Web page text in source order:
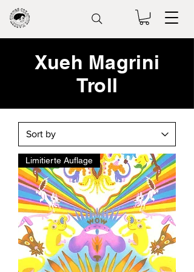
Xueh Magrini
Troll
Limitierte Auflage